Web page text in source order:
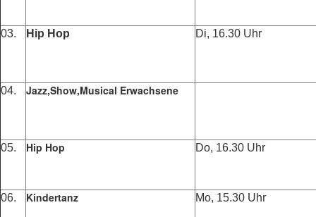
03. Hip Hop Di, 16.30 Uhr
04. Jazz,Show,Musical Erwachsene
05. Hip Hop Do, 16.30 Uhr
06. Kindertanz Mo, 15.30 Uhr